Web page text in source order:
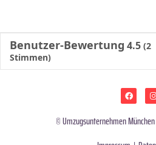
Benutzer-Bewertung 4.5 (2
Stimmen)
©Umzugsunternehmen München